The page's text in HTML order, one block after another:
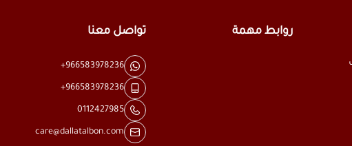
روابط مهمة تواصل معنا
+966583978236
+966583978236
0112427985
care@dallatalbon.com